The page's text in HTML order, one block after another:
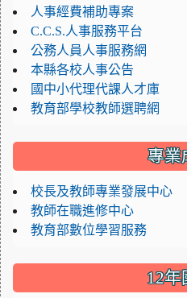
人事經費補助專案
C.C.S.人事服務平台
公務人員人事服務網
本縣各校人事公告
國中小代理代課人才庫
教育部學校教師選聘網
專業
校長及教師專業發展中心
教師在職進修中心
教育部數位學習服務
12年